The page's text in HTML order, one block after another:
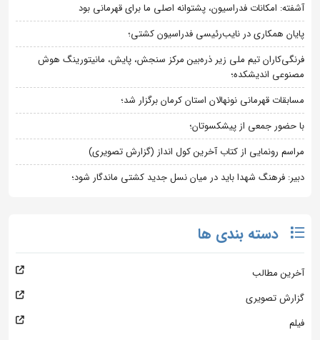
آشفته: امکانات فدراسیون، پشتوانه اصلی ما برای قهرمانی بود
پایان همکاری در نایب‌رئیسی فدراسیون کشتی؛
فرنگی‌کاران تیم ملی زیر ذره‌بین مرکز سنجش، پایش، مانیتورینگ هوش
مصنوعی اندیشکده؛
مسابقات قهرمانی نونهالان استان کرمان برگزار شد؛
با حضور جمعی از پیشکسوتان؛
مراسم رونمایی از کتاب آخرین کول انداز (گزارش تصویری)
دبیر: فرهنگ شهدا باید در میان نسل جدید کشتی ماندگار شود؛
دسته بندی ها
آخرین مطالب
گزارش تصویری
فیلم